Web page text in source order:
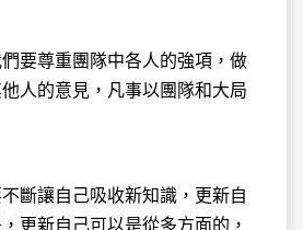
要尊重團隊中各人的強項，做
人的意見，凡事以團隊和大局
斷讓自己吸收新知識，更新自
更新自己可以是從多方面的，